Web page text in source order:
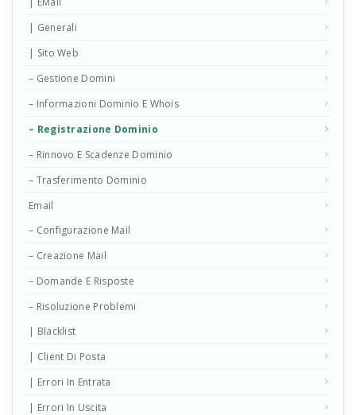
| Generali
| Sito Web
– Gestione Domini
– Informazioni Dominio E Whois
– Registrazione Dominio
– Rinnovo E Scadenze Dominio
– Trasferimento Dominio
Email
– Configurazione Mail
– Creazione Mail
– Domande E Risposte
– Risoluzione Problemi
| Blacklist
| Client Di Posta
| Errori In Entrata
| Errori In Uscita